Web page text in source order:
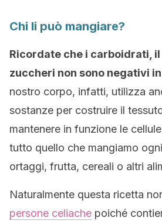
Chi li può mangiare?
Ricordate che i carboidrati,
zuccheri non sono negativi
nostro corpo, infatti, utilizza
sostanze per costruire il
mantenere in funzione le
tutto quello che mangiamo
ortaggi, frutta, cereali o altri
Naturalmente questa ricetta
persone celiache poiché